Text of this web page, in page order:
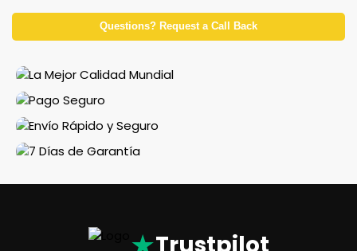
Questions? Request a Call Back
Trustpilot